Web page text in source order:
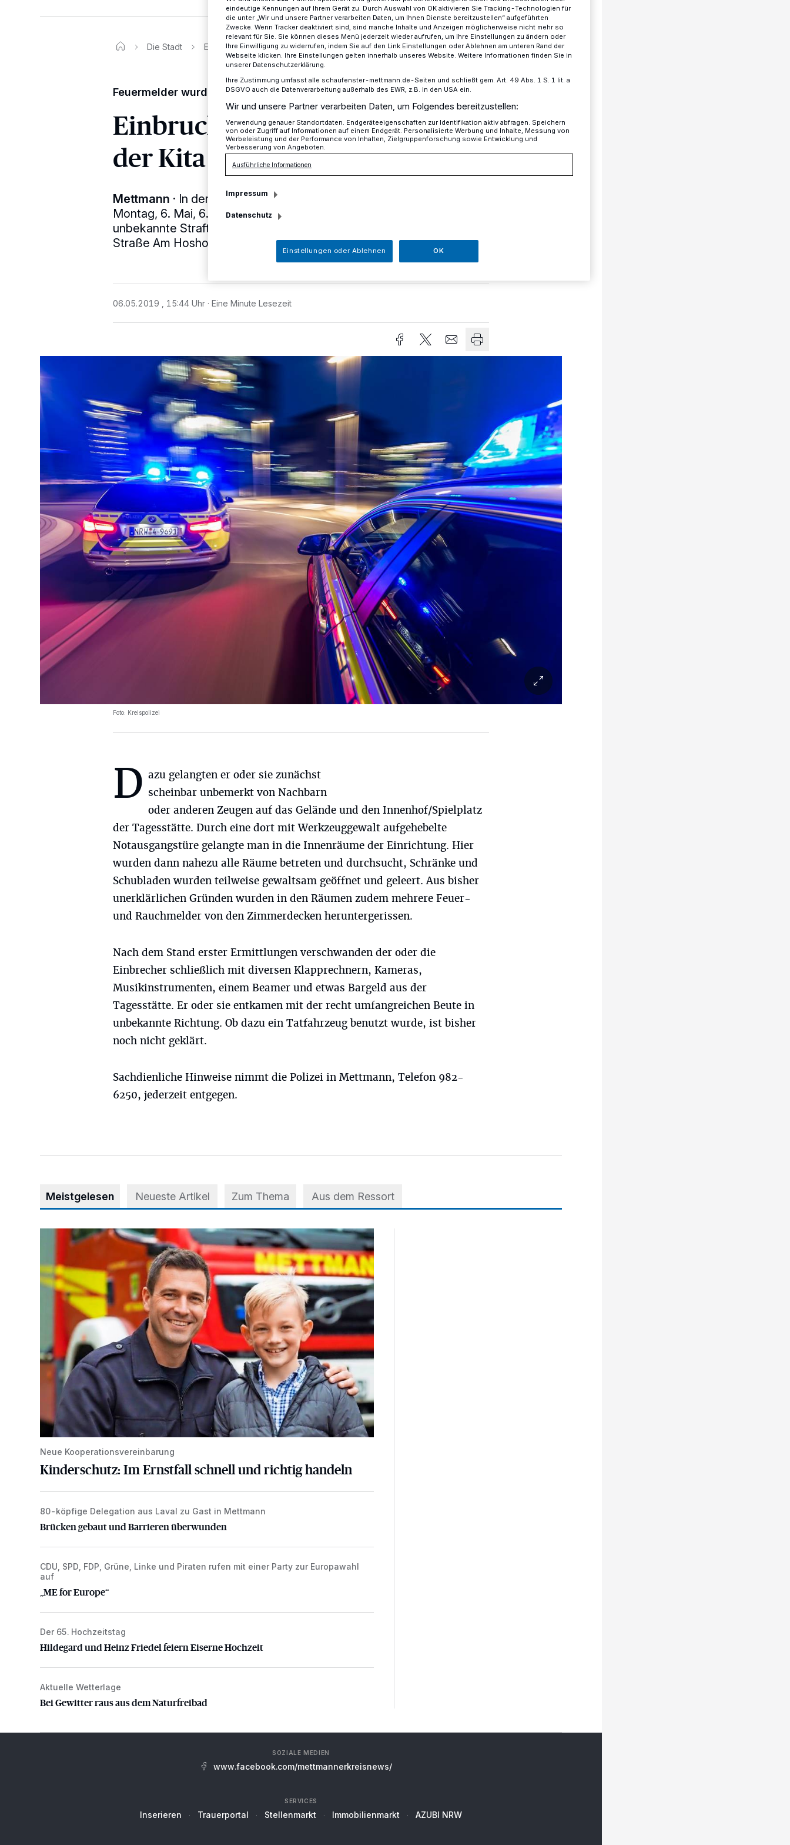
Die Stadt Einbruch und Vandalismus in der Kita Am Hoshof
Feuermelder wurden herunter gerissen - Sperrige Beute abtransportiert
Einbruch und Vandalismus in
der Kita Am Hoshof
Mettmann · In der Nacht vom Sonntag, 5. Mai, 17.15 Uhr, bis
Montag, 6. Mai, 6.50 Uhr, brachen ein oder mehrere bislang
unbekannte Straftäter in eine evangelische Kindertagesstätte an der
Straße Am Hoshof in der Kreisstadt Mettmann ein.
06.05.2019 , 15:44 Uhr Eine Minute Lesezeit
Foto: Kreispolizei
D azu gelangten er oder sie zunächst
scheinbar unbemerkt von Nachbarn
oder anderen Zeugen auf das Gelände und den Innenhof/Spielplatz
der Tagesstätte. Durch eine dort mit Werkzeuggewalt aufgehebelte
Notausgangstüre gelangte man in die Innenräume der Einrichtung. Hier
wurden dann nahezu alle Räume betreten und durchsucht, Schränke und
Schubladen wurden teilweise gewaltsam geöffnet und geleert. Aus bisher
unerklärlichen Gründen wurden in den Räumen zudem mehrere Feuer-
und Rauchmelder von den Zimmerdecken heruntergerissen.
Nach dem Stand erster Ermittlungen verschwanden der oder die
Einbrecher schließlich mit diversen Klapprechnern, Kameras,
Musikinstrumenten, einem Beamer und etwas Bargeld aus der
Tagesstätte. Er oder sie entkamen mit der recht umfangreichen Beute in
unbekannte Richtung. Ob dazu ein Tatfahrzeug benutzt wurde, ist bisher
noch nicht geklärt.
Sachdienliche Hinweise nimmt die Polizei in Mettmann, Telefon 982-
6250, jederzeit entgegen.
Meistgelesen Neueste Artikel Zum Thema Aus dem Ressort
Kinderschutz: Im Ernstfall schnell und richtig handeln
Neue Kooperationsvereinbarung
Kinderschutz: Im Ernstfall schnell und richtig handeln
Brücken gebaut und Barrieren überwunden
80-köpfige Delegation aus Laval zu Gast in Mettmann
Brücken gebaut und Barrieren überwunden
„ME for Europe“
CDU, SPD, FDP, Grüne, Linke und Piraten rufen mit einer Party zur Europawahl
auf
„ME for Europe“
Hildegard und Heinz Friedel feiern Eiserne Hochzeit
Der 65. Hochzeitstag
Hildegard und Heinz Friedel feiern Eiserne Hochzeit
Bei Gewitter raus aus dem Naturfreibad
Aktuelle Wetterlage
Bei Gewitter raus aus dem Naturfreibad
SOZIALE MEDIEN
www.facebook.com/mettmannerkreisnews/
SERVICES
Inserieren Trauerportal Stellenmarkt Immobilienmarkt AZUBI NRW
eindeutige Kennungen auf Ihrem Gerät zu. Durch Auswahl von OK aktivieren Sie Tracking-Technologien für
die unter „Wir und unsere Partner verarbeiten Daten, um Ihnen Dienste bereitzustellen“ aufgeführten
Zwecke. Wenn Tracker deaktiviert sind, sind manche Inhalte und Anzeigen möglicherweise nicht mehr so
relevant für Sie. Sie können dieses Menü jederzeit wieder aufrufen, um Ihre Einstellungen zu ändern oder
Ihre Einwilligung zu widerrufen, indem Sie auf den Link Einstellungen oder Ablehnen am unteren Rand der
Webseite klicken. Ihre Einstellungen gelten innerhalb unseres Website. Weitere Informationen finden Sie in
unserer Datenschutzerklärung.
Ihre Zustimmung umfasst alle schaufenster-mettmann.de-Seiten und schließt gem. Art. 49 Abs. 1 S. 1 lit. a
DSGVO auch die Datenverarbeitung außerhalb des EWR, z.B. in den USA ein.
Wir und unsere Partner verarbeiten Daten, um Folgendes bereitzustellen:
Verwendung genauer Standortdaten. Endgeräteeigenschaften zur Identifikation aktiv abfragen. Speichern
von oder Zugriff auf Informationen auf einem Endgerät. Personalisierte Werbung und Inhalte, Messung von
Werbeleistung und der Performance von Inhalten, Zielgruppenforschung sowie Entwicklung und
Verbesserung von Angeboten.
Ausführliche Informationen
Impressum
Datenschutz
Einstellungen oder Ablehnen OK